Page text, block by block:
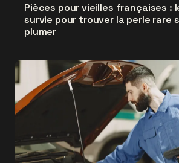
Pièces pour vieilles françaises :
survie pour trouver la perle rare
plumer